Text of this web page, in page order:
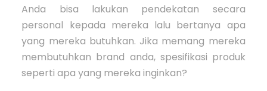
Anda bisa lakukan pendekatan secara
personal kepada mereka lalu bertanya apa
yang mereka butuhkan. Jika memang mereka
membutuhkan brand anda, spesifikasi produk
seperti apa yang mereka inginkan?